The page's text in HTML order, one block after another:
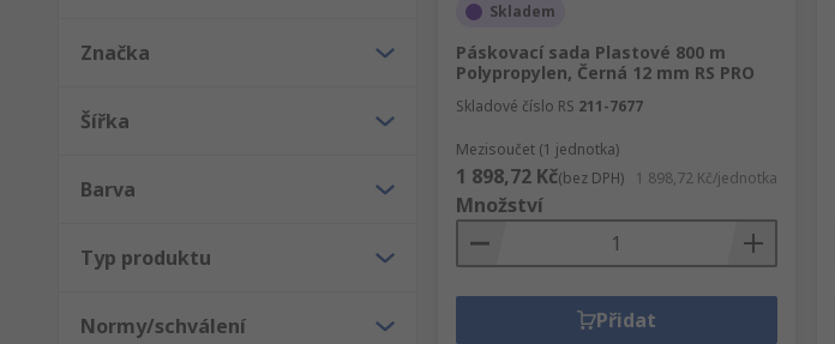
Značka
Šířka
Barva
Typ produktu
Normy/schválení
Skladem
Páskovací sada Plastové 800 m
Polypropylen, Černá 12 mm RS PRO
Skladové číslo RS 211-7677
Mezisoučet (1 jednotka)
1 898,72 Kč(bez DPH) 1 898,72 Kč/jednotka
Množství
Přidat